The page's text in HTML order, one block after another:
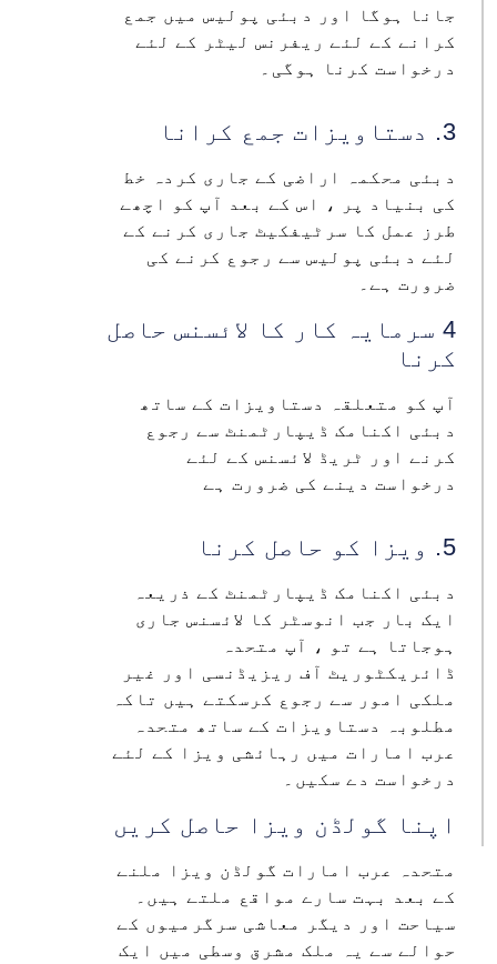
جانا ہوگا اور دبئی پولیس میں جمع
کرانے کے لئے ریفرنس لیٹر کے لئے
درخواست کرنا ہوگی۔
3. دستاویزات جمع کرانا
دبئی محکمہ اراضی کے جاری کردہ خط
کی بنیاد پر ، اس کے بعد آپ کو اچھے
طرز عمل کا سرٹیفکیٹ جاری کرنے کے
لئے دبئی پولیس سے رجوع کرنے کی
ضرورت ہے۔
4 سرمایہ کار کا لائسنس حاصل
کرنا
آپ کو متعلقہ دستاویزات کے ساتھ
دبئی اکنامک ڈیپارٹمنٹ سے رجوع
کرنے اور ٹریڈ لائسنس کے لئے
درخواست دینے کی ضرورت ہے
5. ویزا کو حاصل کرنا
دبئی اکنامک ڈیپارٹمنٹ کے ذریعہ
ایک بار جب انوسٹر کا لائسنس جاری
ہوجاتا ہے تو ، آپ متحدہ
ڈائریکٹوریٹ آف ریزیڈنسی اور غیر
ملکی امور سے رجوع کرسکتے ہیں تاکہ
مطلوبہ دستاویزات کے ساتھ متحدہ
عرب امارات میں رہائشی ویزا کے لئے
درخواست دے سکیں۔
اپنا گولڈن ویزا حاصل کریں
متحدہ عرب امارات گولڈن ویزا ملنے
کے بعد بہت سارے مواقع ملتے ہیں۔
سیاحت اور دیگر معاشی سرگرمیوں کے
حوالے سے یہ ملک مشرق وسطی میں ایک